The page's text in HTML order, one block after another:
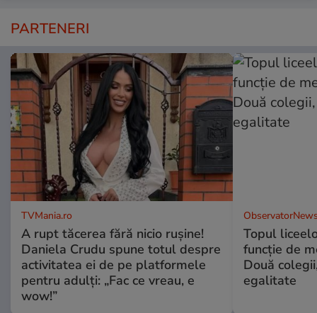
PARTENERI
TVMania.ro
A rupt tăcerea fără nicio rușine!
Daniela Crudu spune totul despre
activitatea ei de pe platformele
pentru adulți: „Fac ce vreau, e
wow!”
Topul
funcție de
Două
egalitate